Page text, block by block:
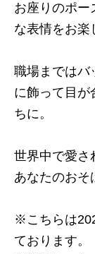
お座りのポー
な表情をお楽
職場まではバ
に飾って目が
ちに。
世界中で愛さ
あなたのおそ
※こちらは
ております。